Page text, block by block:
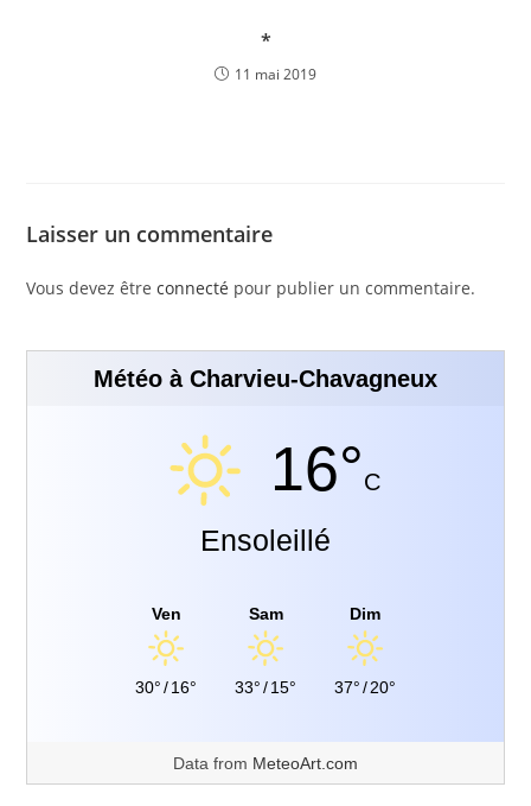
*
11 mai 2019
Laisser un commentaire
Vous devez êtreconnecté pour publier un commentaire.
Météo à Charvieu-Chavagneux
16°C
Ensoleillé
Ven
30°/16°
Sam
33°/15°
Dim
37°/20°
Data from MeteoArt.com